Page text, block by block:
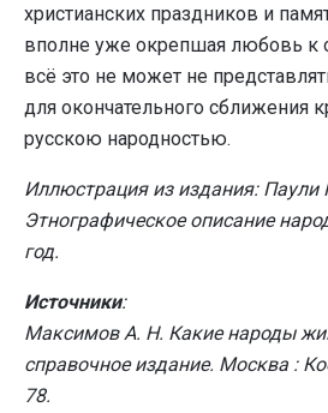
христианских праздников и
вполне уже окрепшая любовь к
всё это не может не
для окончательного сближения
русскою народностью.
Иллюстрация из издания: Паули
Этнографическое описание
год.
Источники:
Максимов А. Н. Какие народы
справочное издание. Москва :
78.